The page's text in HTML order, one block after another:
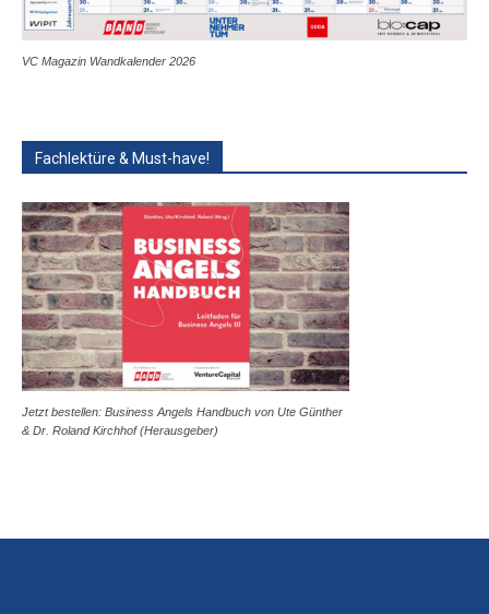
VC Magazin Wandkalender 2026
Fachlektüre & Must-have!
Jetzt bestellen: Business Angels Handbuch von Ute Günther
& Dr. Roland Kirchhof (Herausgeber)